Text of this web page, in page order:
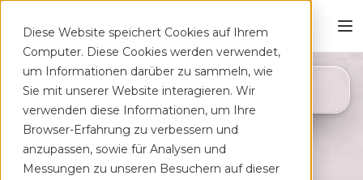
Diese Website speichert Cookies auf Ihrem
Computer. Diese Cookies werden verwendet,
um Informationen darüber zu sammeln, wie
Sie mit unserer Website interagieren. Wir
verwenden diese Informationen, um Ihre
Browser-Erfahrung zu verbessern und
anzupassen, sowie für Analysen und
Messungen zu unseren Besuchern auf dieser